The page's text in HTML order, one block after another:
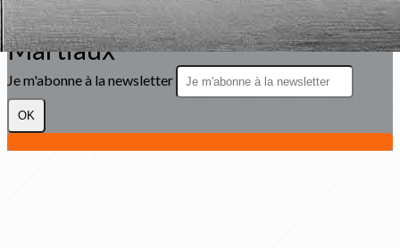
Académie Menneçoise d'Arts
Martiaux
Je m'abonne à la newsletter
OK